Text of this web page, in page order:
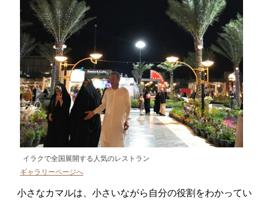
イラクで全国展開する人気のレストラン
ギャラリーページへ
小さなカマルは、小さいながら自分の役割をわかってい